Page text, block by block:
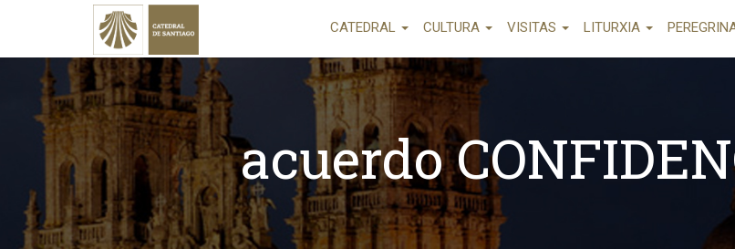
CATEDRAL CULTURA VISITAS LITURXIA
acuerdo